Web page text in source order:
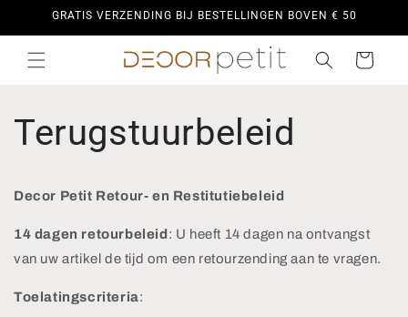
naar de
content
GRATIS VERZENDING BIJ BESTELLINGEN BOVEN € 50
Winkelwagen
Terugstuurbeleid
Decor Petit Retour- en Restitutiebeleid
14 dagen retourbeleid: U heeft 14 dagen na ontvangst
van uw artikel de tijd om een ​​retourzending aan te vragen.
Toelatingscriteria: